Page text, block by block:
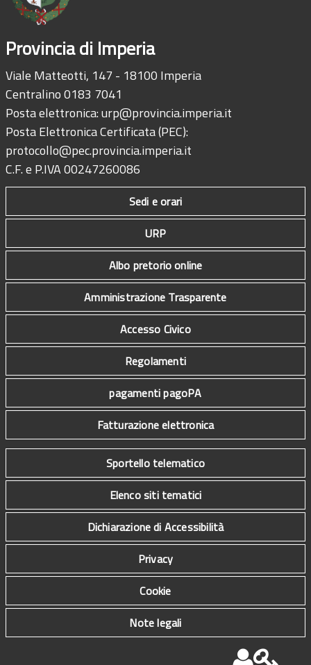
Provincia di Imperia
Viale Matteotti, 147 - 18100 Imperia
Centralino 0183 7041
Posta elettronica:urp@provincia.imperia.it
Posta Elettronica Certificata (PEC):
protocollo@pec.provincia.imperia.it
C.F. e P.IVA 00247260086
Sedi e orari
URP
Albo pretorio online
Amministrazione Trasparente
Accesso Civico
Regolamenti
pagamenti pagoPA
Fatturazione elettronica
Sportello telematico
Elenco siti tematici
Dichiarazione di Accessibilità
Privacy
Cookie
Note legali